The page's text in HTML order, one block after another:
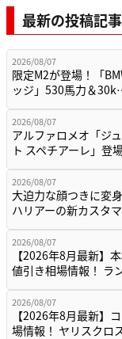
最新の投稿記
2026/08/07
限定M2が登場！「
ッジ」530馬力＆
2026/08/07
アルファロメオ「ジ
ト スペチアーレ」登
2026/08/07
大迫力な顔つきに変
ハリアーの新カスタ
2026/08/07
【2026年8月最新】
値引き相場情報！ ラ
2026/08/07
【2026年8月最新】
場情報！ ヤリスクロ